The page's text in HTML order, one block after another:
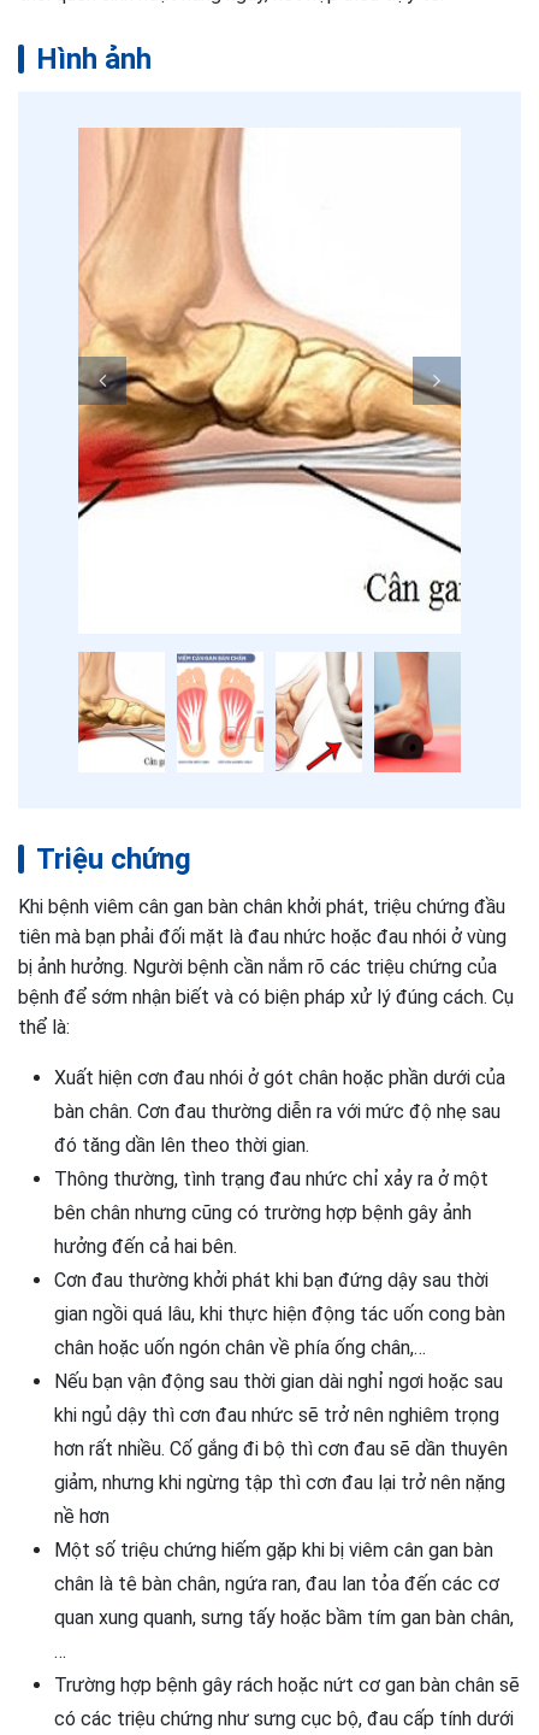
Hình ảnh
Triệu chứng
Khi bệnh viêm cân gan bàn chân khởi phát, triệu chứng đầu
tiên mà bạn phải đối mặt là đau nhức hoặc đau nhói ở vùng
bị ảnh hưởng. Người bệnh cần nắm rõ các triệu chứng của
bệnh để sớm nhận biết và có biện pháp xử lý đúng cách. Cụ
thể là:
Xuất hiện cơn đau nhói ở gót chân hoặc phần dưới của
bàn chân. Cơn đau thường diễn ra với mức độ nhẹ sau
đó tăng dần lên theo thời gian.
Thông thường, tình trạng đau nhức chỉ xảy ra ở một
bên chân nhưng cũng có trường hợp bệnh gây ảnh
hưởng đến cả hai bên.
Cơn đau thường khởi phát khi bạn đứng dậy sau thời
gian ngồi quá lâu, khi thực hiện động tác uốn cong bàn
chân hoặc uốn ngón chân về phía ống chân,…
Nếu bạn vận động sau thời gian dài nghỉ ngơi hoặc sau
khi ngủ dậy thì cơn đau nhức sẽ trở nên nghiêm trọng
hơn rất nhiều. Cố gắng đi bộ thì cơn đau sẽ dần thuyên
giảm, nhưng khi ngừng tập thì cơn đau lại trở nên nặng
nề hơn
Một số triệu chứng hiếm gặp khi bị viêm cân gan bàn
chân là tê bàn chân, ngứa ran, đau lan tỏa đến các cơ
quan xung quanh, sưng tấy hoặc bầm tím gan bàn chân,
…
Trường hợp bệnh gây rách hoặc nứt cơ gan bàn chân sẽ
có các triệu chứng như sưng cục bộ, đau cấp tính dưới